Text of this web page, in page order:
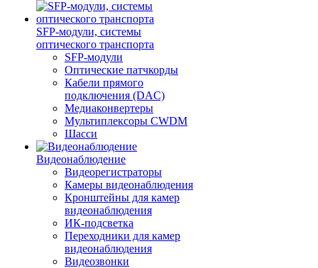
SFP-модули, системы
оптического транспорта
SFP-модули
Оптические патчкорды
Кабели прямого
подключения (DAC)
Медиаконвертеры
Мультиплексоры CWDM
Шасси
Видеонаблюдение
Видеорегистраторы
Камеры видеонаблюдения
Кронштейны для камер
видеонаблюдения
ИК-подсветка
Переходники для камер
видеонаблюдения
Видеозвонки